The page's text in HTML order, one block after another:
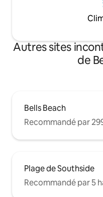
Autres sites
de
Bells Beach
Recommandé par
Plage de Southside
Recommandé par 5